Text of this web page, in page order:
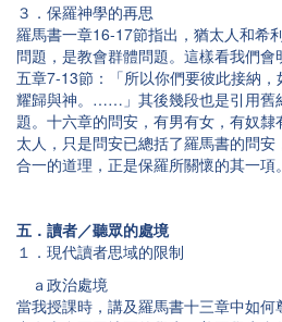
３． 保羅神學的再思
羅馬書一章16-17節指出，猶太人和希
問題，是教會群體問題。這樣看我們
五章7-13節：「所以你們要彼此接納
耀歸與神。……」其後幾段也是引用舊
題。十六章的問安，有男有女，有奴
太人，只是問安已總括了羅馬書的問
合一的道理，正是保羅所關懷的其一項。
五．讀者／聽眾的處境
１．現代讀者思域的限制
ａ政治處境
當我授課時，講及羅馬書十三章中如